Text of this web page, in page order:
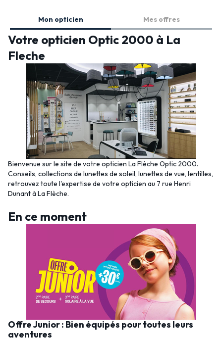
Mon opticien Mes offres
Votre opticien Optic 2000 à La
Fleche
Bienvenue sur le site de votre opticien La Flèche Optic 2000.
Conseils, collections de lunettes de soleil, lunettes de vue, lentilles,
retrouvez toute l'expertise de votre opticien au 7 rue Henri
Dunant à La Flèche.
En ce moment
Offre Junior : Bien équipés pour toutes leurs
aventures